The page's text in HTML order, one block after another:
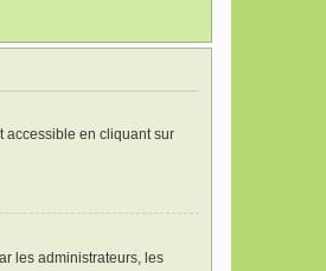
en cliquant sur
les administrateurs, les